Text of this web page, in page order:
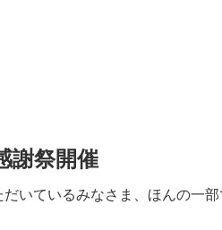
謝祭開催
いているみなさま、ほんの一